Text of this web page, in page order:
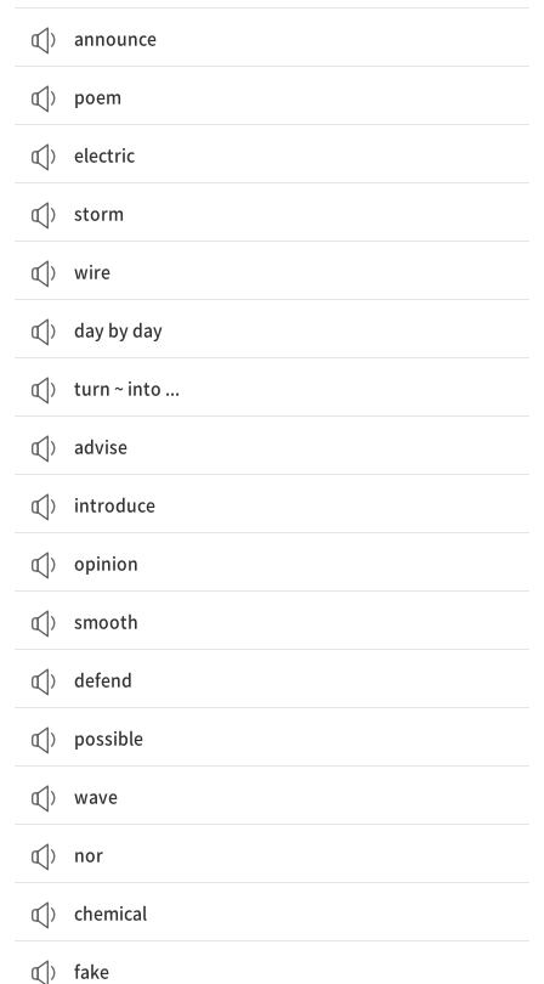
announce
poem
electric
storm
wire
day by day
turn ~ into ...
advise
introduce
opinion
smooth
defend
possible
wave
nor
chemical
fake